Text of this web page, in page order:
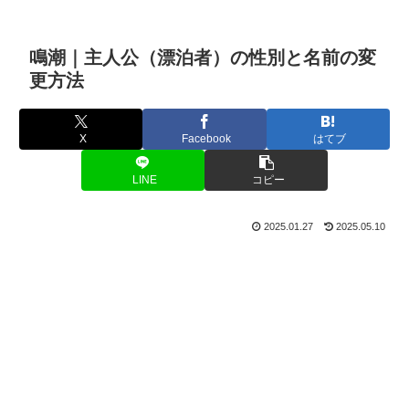
鳴潮｜主人公（漂泊者）の性別と名前の変
更方法
X Facebook はてブ
LINE コピー
2025.01.27 2025.05.10